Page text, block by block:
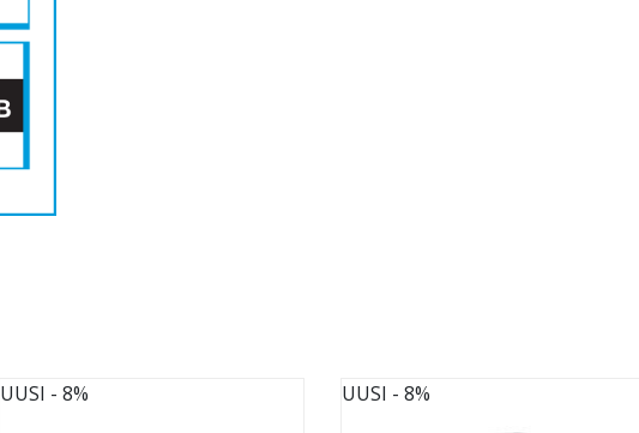
UUSI - 8% UUSI - 8%